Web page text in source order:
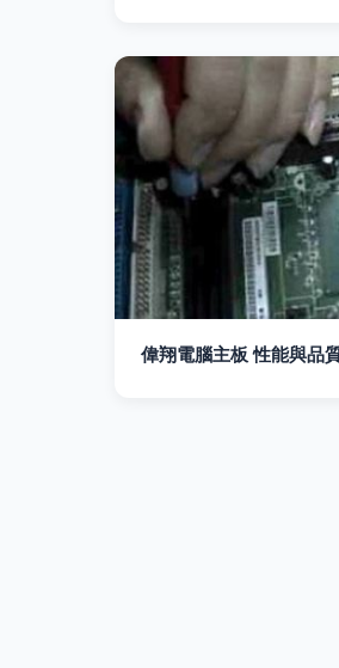
偉翔電腦主板 性能與品